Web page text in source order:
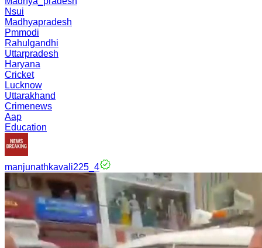
Nsui
Madhyapradesh
Pmmodi
Rahulgandhi
Uttarpradesh
Haryana
Cricket
Lucknow
Uttarakhand
Crimenews
Aap
Education
manjunathkavali225_4